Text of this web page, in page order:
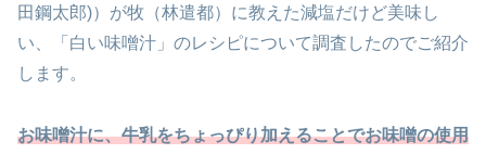
田鋼太郎)）が牧（林遣都）に教えた減塩だけど美味し
い、「白い味噌汁」のレシピについて調査したのでご紹介
します。
お味噌汁に、牛乳をちょっぴり加えることでお味噌の使用